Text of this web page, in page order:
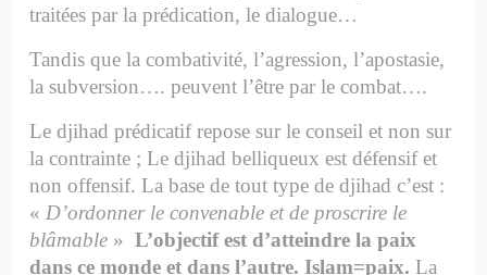
traitées par la prédication, le dialogue…
Tandis que la combativité, l’agression, l’apostasie,
la subversion…. peuvent l’être par le combat….
Le djihad prédicatif repose sur le conseil et non sur
la contrainte ; Le djihad belliqueux est défensif et
non offensif. La base de tout type de djihad c’est :
« D’ordonner le convenable et de proscrire le
blâmable » L’objectif est d’atteindre la paix
dans ce monde et dans l’autre. Islam=paix. La